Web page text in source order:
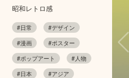
昭和レトロ感
#日常
#デザイン
#漫画
#ポスター
#ポップアート
#人物
#日本
#アジア